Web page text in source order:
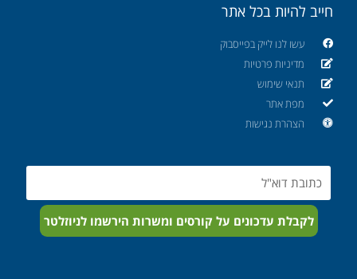
חייב להיות בכל אתר
עשו לנו לייק בפייסבוק
מדיניות פרטיות
תנאי שימוש
מפת אתר
הצהרת נגישות
Email
לקבלת עדכונים על קורסים ומשרות הירשמו לניוזלטר